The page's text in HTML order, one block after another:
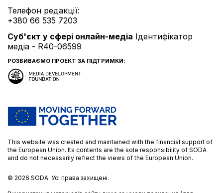
Телефон редакції:
+380 66 535 7203
Cуб'єкт у сфері онлайн-медіа Ідентифікатор
медіа - R40-06599
РОЗВИВАЄМО ПРОЕКТ ЗА ПІДТРИМКИ:
This website was created and maintained with the financial support of
the European Union. Its contents are the sole responsibility of SODA
and do not necessarily reflect the views of the European Union.
© 2026 SODA. Усі права захищені.